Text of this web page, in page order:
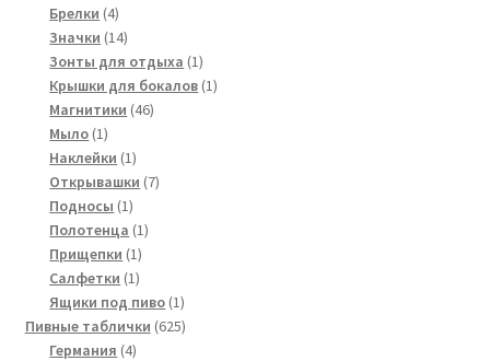
Брелки 44
товара
Значки 1414
товаров
Зонты для отдыха 11
товар
Крышки для бокалов 11
Магнитики 4646
Мыло 11
товар
Наклейки 11
товар
Открывашки 77
Подносы 11
товар
Полотенца 11
Прищепки 11
товар
Салфетки 11
товар
Ящики под пиво 11
товар
Пивные таблички 625625
Германия 44